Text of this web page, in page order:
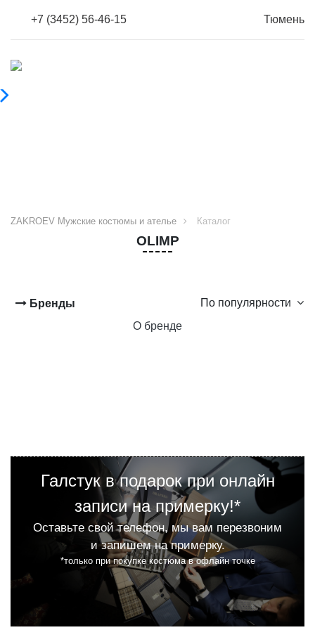
+7 (3452) 56-46-15 Тюмень
ZAKROEV Мужские костюмы и ателье Каталог
OLIMP
Бренды
По популярности
О бренде
Галстук в подарок при онлайн
записи на примерку!*
Оставьте свой телефон, мы вам перезвоним
и запишем на примерку.
*только при покупке костюма в офлайн точке